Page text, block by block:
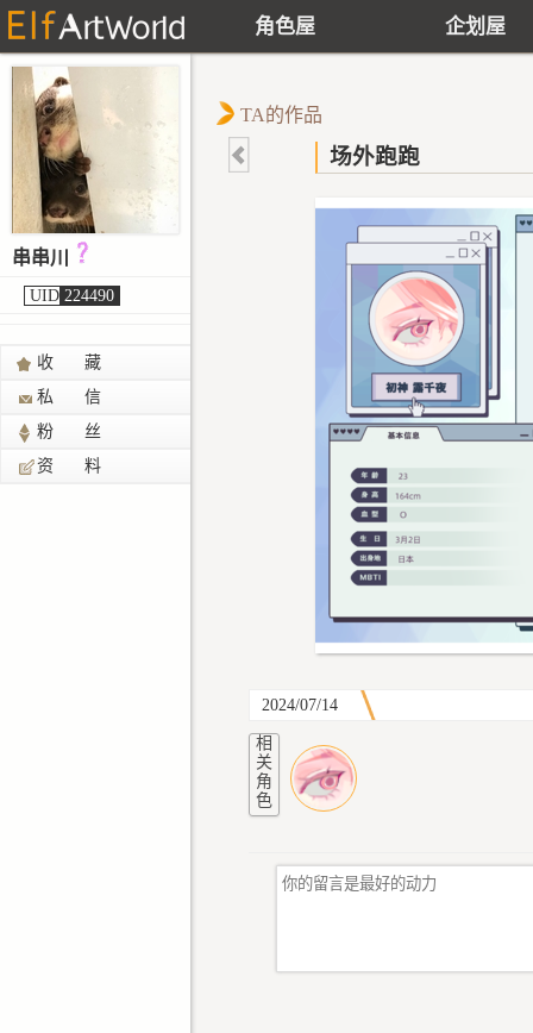
角色屋 企划屋
串串川
UID 224490
收 藏
私 信
粉 丝
资 料
TA的作品
场外跑跑
2024/07/14
相
关
角
色